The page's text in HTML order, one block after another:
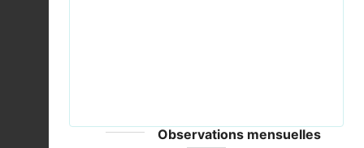
Observations mensuelles